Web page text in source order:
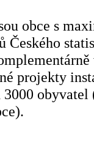
obce s
Českého
projekty